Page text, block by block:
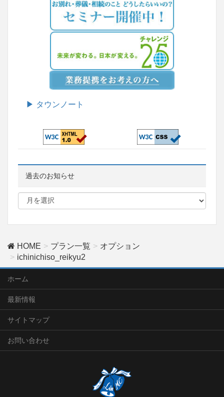
▶ タウンノート
過去のお知らせ
HOME プラン一覧
オプション
ichinichiso_reikyu2
ホーム
最新情報
サイトマップ
お問い合わせ